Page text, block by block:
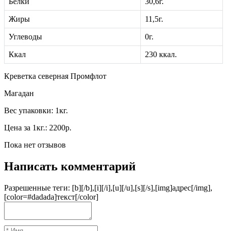
Жиры 11,5г.
Углеводы 0г.
Ккал 230 ккал.
Креветка северная Промфлот
Магадан
Вес упаковки: 1кг.
Цена за 1кг.: 2200р.
Пока нет отзывов
Написать комментарий
Разрешенные теги: [b][/b],[i][/i],[u][/u],[s][/s],[img]адрес[/img],
[color=#dadada]текст[/color]